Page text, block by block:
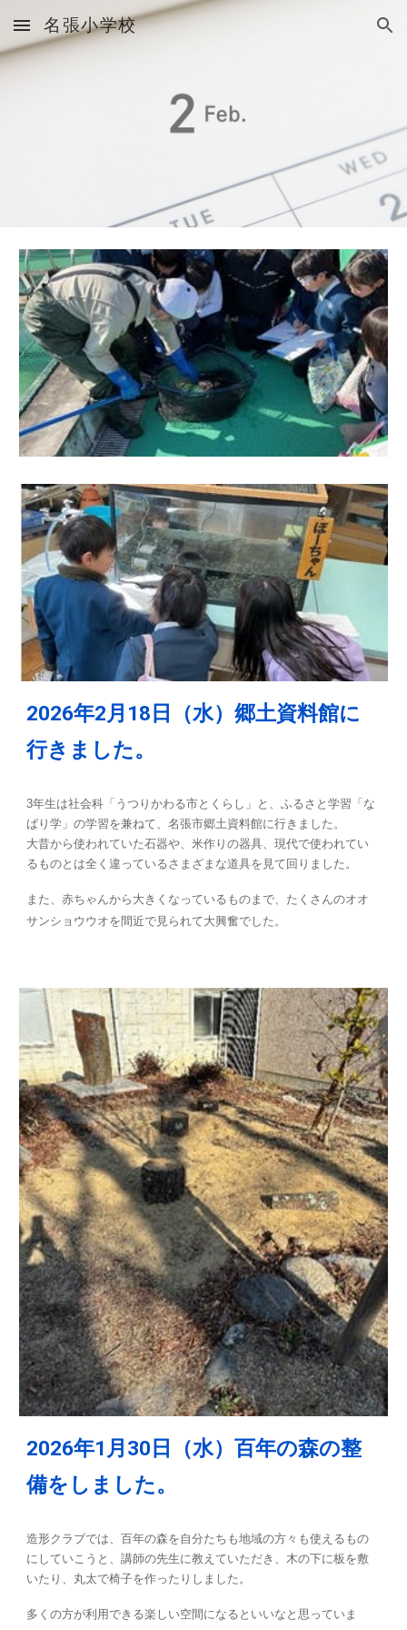
Skip to main content Skip to navigation
名張小学校
2026年2月18日（水）郷土資料館に
行きました。
3年生は社会科「うつりかわる市とくらし」と、ふるさと学習「な
ばり学」の学習を兼ねて、名張市郷土資料館に行きました。
大昔から使われていた石器や、米作りの器具、現代で使われてい
るものとは全く違っているさまざまな道具を見て回りました。
また、赤ちゃんから大きくなっているものまで、たくさんのオオ
サンショウウオを間近で見られて大興奮でした。
2026年1月30日（水）百年の森の整
備をしました。
造形クラブでは、百年の森を自分たちも地域の方々も使えるもの
にしていこうと、講師の先生に教えていただき、木の下に板を敷
いたり、丸太で椅子を作ったりしました。
多くの方が利用できる楽しい空間になるといいなと思っていま